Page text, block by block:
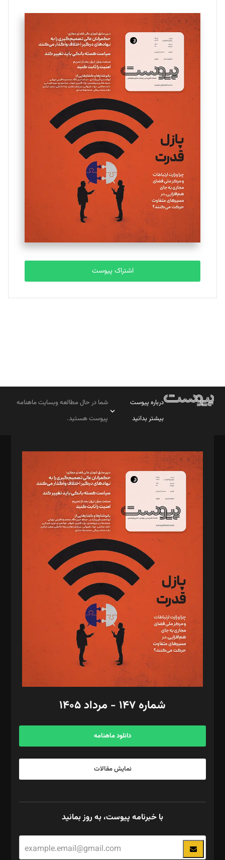
تحریریه
سروش کرمیان
تحریریه
مینا پاکدل
یسنا امان‌پور
تحریریه
ملینا جعفری
تحریریه
مصطفی مسجدی آرانی
تحریریه
بابک نقاش
تحریریه
اشتراک پیوست
درباره پیوست
بیشتر بدانید
شما در حال مطالعه وبسایت ماهنامه
پیوست هستید.
مدیر مسئول: محمدباقر اثنی‌عشری
سردبیر: مهرک محمودی
دبیر تحریریه: میثم قاسمی
د‌بیر ناداستان: سمانه سمیع
د‌بیر خدمت و تجارت: ابوالفضل رجبی
د‌بیر حقوق فناوری: حسام‌الدین ایپکچی
د‌بیر پیوست جهان: مینا پاکدل
د‌بیر تحریریه آنلاین: بابک نقاش
تحریریه‌: مجتبی محمود‌ی، آرش برهمند، یسنا امان‌پور، سروش کرمیان،
مصطفی مسجدی آرانی، ابوالفضل رجبی، زهرا فکرانه، فائزه فتحی
رستمی،مصطفی باستان
ویرایش: نگار استاد‌‌آقا
طراح یونیفرم: مجید توکلی
فیلمبرداری و عکاسی: امیر شفیعی، مانی لطفی زاده
گرافیک و صفحه‌آرایی: سید‌سبحان‌علی ثابت
مد‌یر توسعه تجاری: کامبیز برید‌
امور مالی: شاپور رهبری، محمد‌ کاظمی‌نیا
آگهی و مشترکین: ۰۹۱۹۹۹۹۰۴۵۴
شماره ۱۴۷ - مرداد ۱۴۰۵
دانلود ماهنامه
نمایش مقالات
با خبرنامه پیوست، به روز بمانید